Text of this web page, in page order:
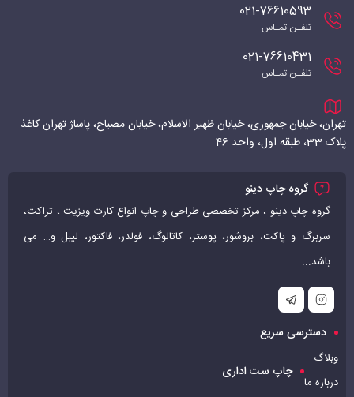
021-76610593
تلفـن تمـاس
021-76610431
تلفـن تمـاس
تهران، خیابان جمهوری، خیابان ظهیر الاسلام، خیابان مصباح، پاساژ تهران کاغذ
پلاک 33، طبقه اول، واحد 46
گروه چاپ دینو
گروه چاپ دینو ، مرکز تخصصی طراحی و چاپ انواع کارت ویزیت ، تراکت،
سربرگ و پاکت، بروشور، پوستر، کاتالوگ، فولدر، فاکتور، لیبل و… می
باشد...
دسترسی سریع
وبلاگ
درباره ما
چاپ ست اداری